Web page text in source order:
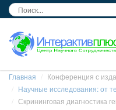
Главная
Конференция с
Научные исследования: от
Скрининговая диагностика